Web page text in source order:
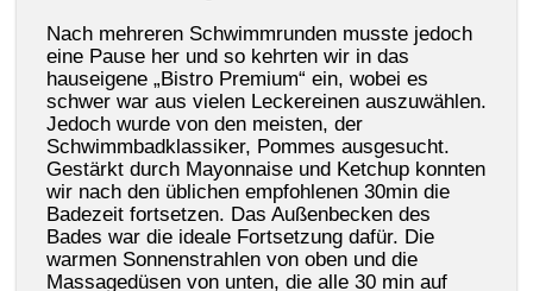
Nach mehreren Schwimmrunden musste jedoch
eine Pause her und so kehrten wir in das
hauseigene „Bistro Premium“ ein, wobei es
schwer war aus vielen Leckereinen auszuwählen.
Jedoch wurde von den meisten, der
Schwimmbadklassiker, Pommes ausgesucht.
Gestärkt durch Mayonnaise und Ketchup konnten
wir nach den üblichen empfohlenen 30min die
Badezeit fortsetzen. Das Außenbecken des
Bades war die ideale Fortsetzung dafür. Die
warmen Sonnenstrahlen von oben und die
Massagedüsen von unten, die alle 30 min auf